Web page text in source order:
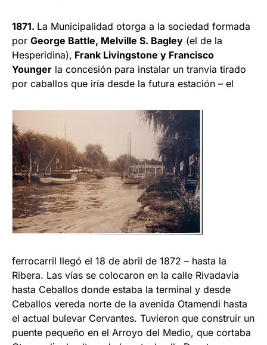
1871. La Municipalidad otorga a la sociedad formada
por George Battle, Melville S. Bagley (el de la
Hesperidina), Frank Livingstone y Francisco
Younger la concesión para instalar un tranvía tirado
por caballos que iría desde la futura estación – el
ferrocarril llegó el 18 de abril de 1872 – hasta la
Ribera. Las vías se colocaron en la calle Rivadavia
hasta Ceballos donde estaba la terminal y desde
Ceballos vereda norte de la avenida Otamendi hasta
el actual bulevar Cervantes. Tuvieron que construir un
puente pequeño en el Arroyo del Medio, que cortaba